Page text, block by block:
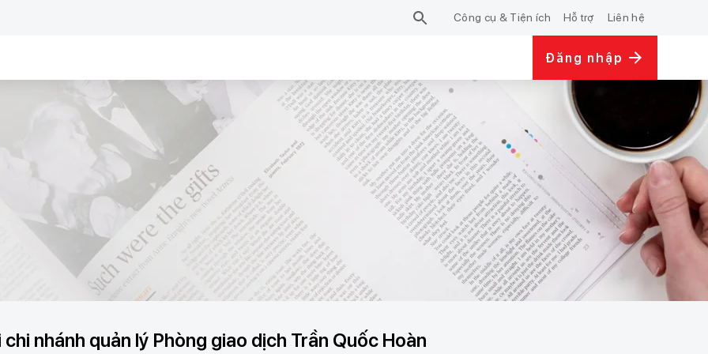
Công cụ & Tiện ích Hỗ trợ Liên hệ
Đăng nhập
nhánh quản lý Phòng giao dịch Trần Quốc Hoàn